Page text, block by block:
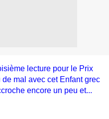
lecture pour le Prix
mal avec cet Enfant grec
encore un peu et...